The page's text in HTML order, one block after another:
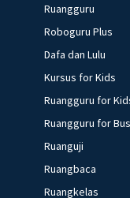
Ruangguru
Roboguru Plus
Dafa dan Lulu
Kursus for Kids
Ruangguru for
Ruangguru for
Ruanguji
Ruangbaca
Ruangkelas